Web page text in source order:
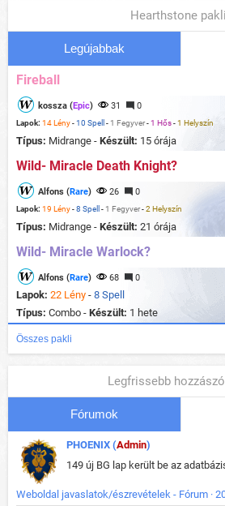
Hearthstone
Legújabbak
Fireball
kossza (Epic) 31 0
Lapok: 14 Lény-10 Spell - 1 Fegyver-1 Hős-1 Helyszín
Típus: Midrange - Készült: 15 órája
Wild- Miracle Death Knight?
Alfons (Rare) 26 0
Lapok: 19 Lény-8 Spell - 1 Fegyver-2 Helyszín
Típus: Midrange - Készült: 21 órája
Wild- Miracle Warlock?
Alfons (Rare) 68 0
Lapok: 22 Lény - 8 Spell
Típus: Combo - Készült: 1 hete
Összes pakli
Legfrissebb
Fórumok
PHOENIX (Admin)
Weboldal javaslatok/észrevételek - Fórum ·